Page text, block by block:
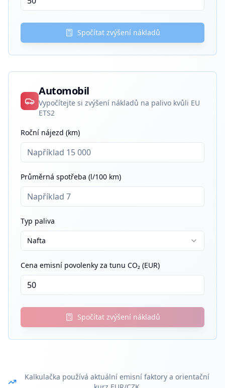
Spočítat zvýšení nákladů
Automobil
Vypočítejte si zvýšení nákladů na palivo kvůli EU
ETS2
Roční nájezd (km)
Průměrná spotřeba (l/100 km)
Typ paliva
Nafta
Cena emisní povolenky za tunu CO₂ (EUR)
Spočítat zvýšení nákladů
Kalkulačka používá aktuální emisní faktory a orientační